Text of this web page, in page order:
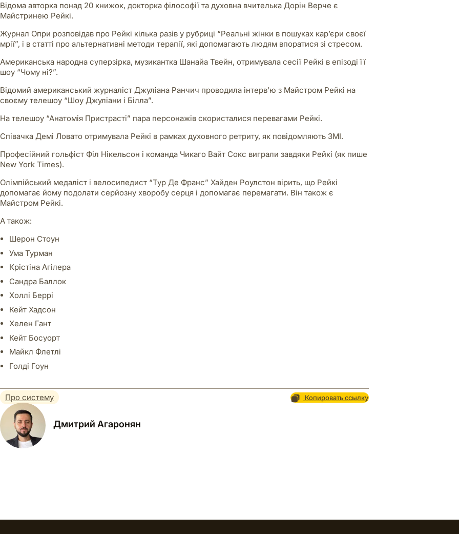
Відома авторка понад 20 книжок, докторка філософії та духовна вчителька Дорін Верче є
Майстринею Рейкі.
Журнал Опри розповідав про Рейкі кілька разів у рубриці “Реальні жінки в пошуках кар’єри своєї
мрії”, і в статті про альтернативні методи терапії, які допомагають людям впоратися зі стресом.
Американська народна суперзірка, музикантка Шанайа Твейн, отримувала сесії Рейкі в епізоді її
шоу “Чому ні?”.
Відомий американський журналіст Джуліана Ранчич проводила інтерв’ю з Майстром Рейкі на
своєму телешоу “Шоу Джуліани і Білла”.
На телешоу “Анатомія Пристрасті” пара персонажів скористалися перевагами Рейкі.
Співачка Демі Ловато отримувала Рейкі в рамках духовного ретриту, як повідомляють ЗМІ.
Професійний гольфіст Філ Нікельсон і команда Чикаго Вайт Сокс виграли завдяки Рейкі (як пише
New York Times).
Олімпійський медаліст і велосипедист “Тур Де Франс” Хайден Роулстон вірить, що Рейкі
допомагає йому подолати серйозну хворобу серця і допомагає перемагати. Він також є
Майстром Рейкі.
А також:
Шерон Стоун
Ума Турман
Крістіна Агілера
Сандра Баллок
Холлі Беррі
Кейт Хадсон
Хелен Гант
Кейт Босуорт
Майкл Флетлі
Голді Гоун
Про систему Копировать ссылку
Дмитрий Агаронян